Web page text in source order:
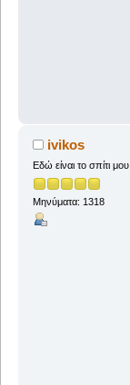
ivikos
Εδώ είναι το σπίτι μου
Μηνύματα: 1318